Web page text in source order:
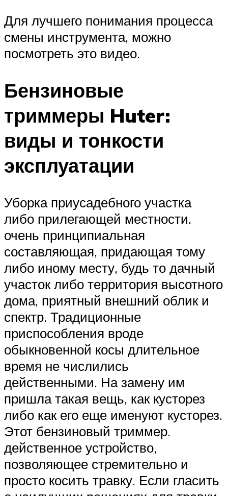
Для лучшего понимания процесса
смены инструмента, можно
посмотреть это видео.
Бензиновые
триммеры Huter:
виды и тонкости
эксплуатации
Уборка приусадебного участка
либо прилегающей местности.
очень принципиальная
составляющая, придающая тому
либо иному месту, будь то дачный
участок либо территория высотного
дома, приятный внешний облик и
спектр. Традиционные
приспособления вроде
обыкновенной косы длительное
время не числились
действенными. На замену им
пришла такая вещь, как кусторез
либо как его еще именуют кусторез.
Этот бензиновый триммер.
действенное устройство,
позволяющее стремительно и
просто косить травку. Если гласить